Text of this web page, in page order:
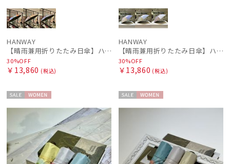
HANWAY
【晴雨兼用折りたたみ日傘】ハンウェイ (HANWAY) Vintage rendezvous（ヴィンテージ・ランデブー）暑さ対策、紫外線対策、親骨：51～55cm 雨の日OK 遮光 UV
30%OFF
￥13,860 (税込)
HANWAY
【晴雨兼用折りたたみ日傘】ハンウェイ (HANWAY) Rose Bowl（ローズ・ボウル） 雨の日OK 軽量 一級遮光 遮熱 UV 晴雨兼用暑さ対策、紫外線対策、親骨：～50cm
30%OFF
￥13,860 (税込)